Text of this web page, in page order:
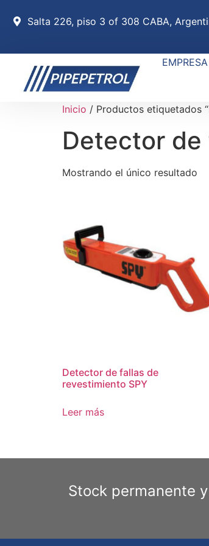
Salta 226, piso 3 of 308 CABA,
EMPRESA
Inicio / Productos etiquetados
Detector de
Mostrando el único resultado
Detector de fallas de
revestimiento SPY
Leer más
Stock permanente